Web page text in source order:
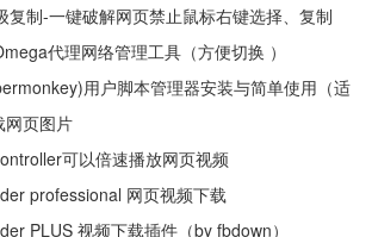
复制-一键破解网页禁止鼠标右键选择、复制
代理网络管理工具（方便切换 ）
用户脚本管理器安装与简单使用（适
网页图片
可以倍速播放网页视频
professional 网页视频下载
PLUS 视频下载插件（by fbdown）